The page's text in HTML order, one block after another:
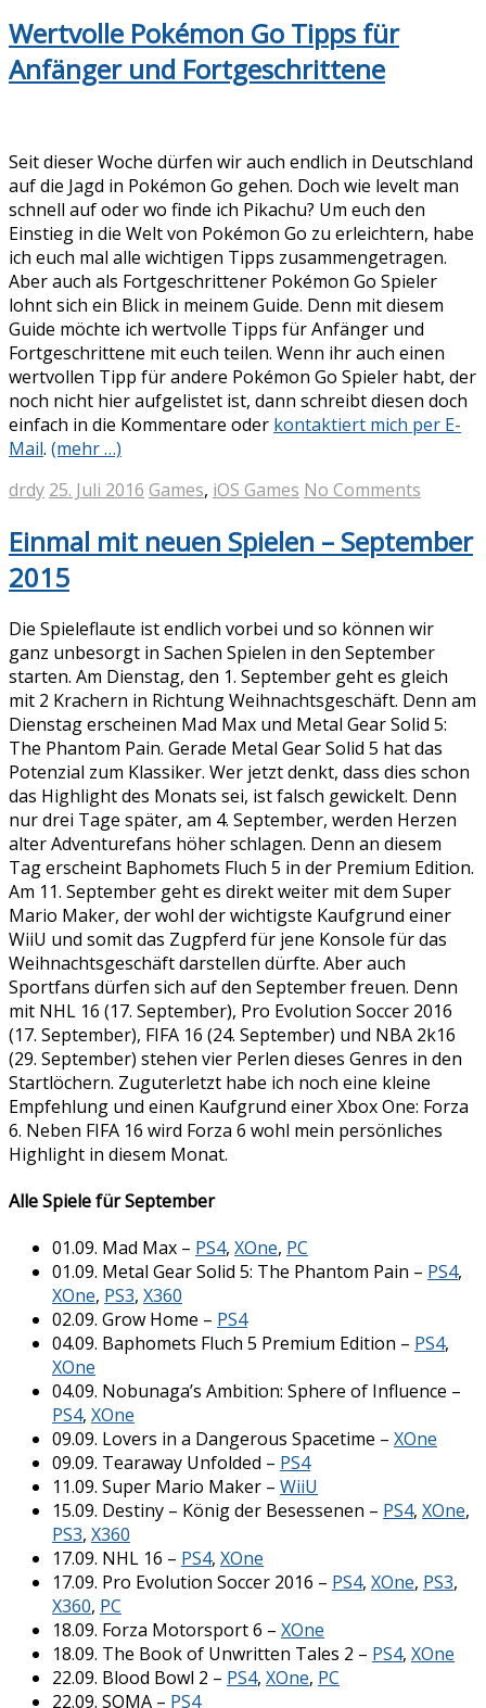
Wertvolle Pokémon Go Tipps für
Anfänger und Fortgeschrittene
Seit dieser Woche dürfen wir auch endlich in Deutschland
auf die Jagd in Pokémon Go gehen. Doch wie levelt man
schnell auf oder wo finde ich Pikachu? Um euch den
Einstieg in die Welt von Pokémon Go zu erleichtern, habe
ich euch mal alle wichtigen Tipps zusammengetragen.
Aber auch als Fortgeschrittener Pokémon Go Spieler
lohnt sich ein Blick in meinem Guide. Denn mit diesem
Guide möchte ich wertvolle Tipps für Anfänger und
Fortgeschrittene mit euch teilen. Wenn ihr auch einen
wertvollen Tipp für andere Pokémon Go Spieler habt, der
noch nicht hier aufgelistet ist, dann schreibt diesen doch
einfach in die Kommentare oder kontaktiert mich per E-
Mail. (mehr …)
drdy 25. Juli 2016 Games, iOS Games No Comments
Einmal mit neuen Spielen – September
2015
Die Spieleflaute ist endlich vorbei und so können wir
ganz unbesorgt in Sachen Spielen in den September
starten. Am Dienstag, den 1. September geht es gleich
mit 2 Krachern in Richtung Weihnachtsgeschäft. Denn am
Dienstag erscheinen Mad Max und Metal Gear Solid 5:
The Phantom Pain. Gerade Metal Gear Solid 5 hat das
Potenzial zum Klassiker. Wer jetzt denkt, dass dies schon
das Highlight des Monats sei, ist falsch gewickelt. Denn
nur drei Tage später, am 4. September, werden Herzen
alter Adventurefans höher schlagen. Denn an diesem
Tag erscheint Baphomets Fluch 5 in der Premium Edition.
Am 11. September geht es direkt weiter mit dem Super
Mario Maker, der wohl der wichtigste Kaufgrund einer
WiiU und somit das Zugpferd für jene Konsole für das
Weihnachtsgeschäft darstellen dürfte. Aber auch
Sportfans dürfen sich auf den September freuen. Denn
mit NHL 16 (17. September), Pro Evolution Soccer 2016
(17. September), FIFA 16 (24. September) und NBA 2k16
(29. September) stehen vier Perlen dieses Genres in den
Startlöchern. Zuguterletzt habe ich noch eine kleine
Empfehlung und einen Kaufgrund einer Xbox One: Forza
6. Neben FIFA 16 wird Forza 6 wohl mein persönliches
Highlight in diesem Monat.
Alle Spiele für September
01.09. Mad Max – PS4, XOne, PC
01.09. Metal Gear Solid 5: The Phantom Pain – PS4,
XOne, PS3, X360
02.09. Grow Home – PS4
04.09. Baphomets Fluch 5 Premium Edition – PS4,
XOne
04.09. Nobunaga’s Ambition: Sphere of Influence –
PS4, XOne
09.09. Lovers in a Dangerous Spacetime – XOne
09.09. Tearaway Unfolded – PS4
11.09. Super Mario Maker – WiiU
15.09. Destiny – König der Besessenen – PS4, XOne,
PS3, X360
17.09. NHL 16 – PS4, XOne
17.09. Pro Evolution Soccer 2016 – PS4, XOne, PS3,
X360, PC
18.09. Forza Motorsport 6 – XOne
18.09. The Book of Unwritten Tales 2 – PS4, XOne
22.09. Blood Bowl 2 – PS4, XOne, PC
22.09. SOMA – PS4